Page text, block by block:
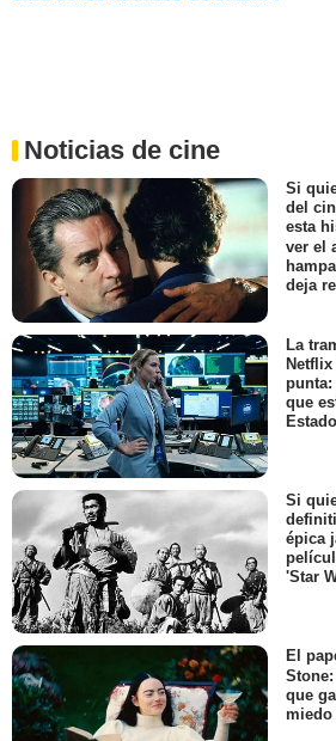
Noticias de cine
Si
del
esta
ver el
deja
La
punta:
que
Si
épica
'Star
El
que
miedo